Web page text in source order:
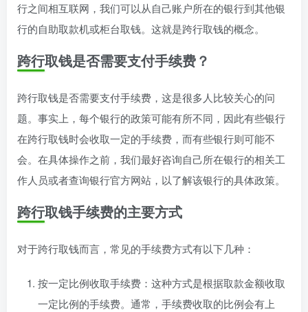
行之间相互联网，我们可以从自己账户所在的银行到其他银
行的自助取款机或柜台取钱。这就是跨行取钱的概念。
跨行取钱是否需要支付手续费？
跨行取钱是否需要支付手续费，这是很多人比较关心的问
题。事实上，每个银行的政策可能有所不同，因此有些银行
在跨行取钱时会收取一定的手续费，而有些银行则可能不
会。在具体操作之前，我们最好咨询自己所在银行的相关工
作人员或者查询银行官方网站，以了解该银行的具体政策。
跨行取钱手续费的主要方式
对于跨行取钱而言，常见的手续费方式有以下几种：
按一定比例收取手续费：这种方式是根据取款金额收取
一定比例的手续费。通常，手续费收取的比例会有上